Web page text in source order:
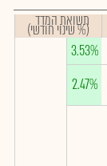
תשואת המדד
(% שינוי חודשי)
3.53%
2.47%